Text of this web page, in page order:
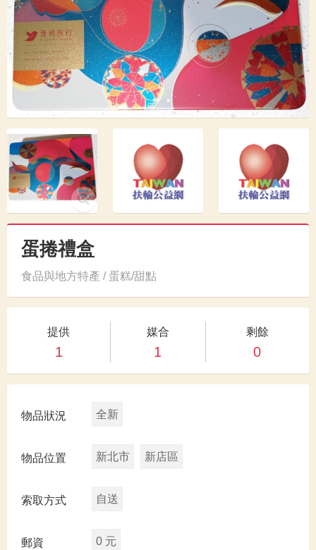
蛋捲禮盒
食品與地方特產 / 蛋糕/甜點
提供
1
媒合
1
剩餘
0
物品狀況 全新
物品位置 新北市 新店區
索取方式 自送
郵資 0 元